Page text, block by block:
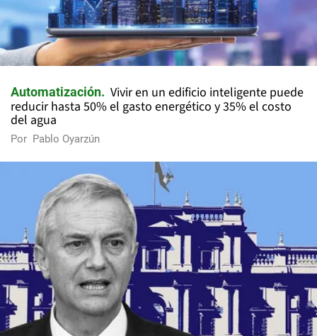
Automatización
Vivir en un edificio inteligente puede
reducir hasta 50% el gasto energético y 35% el costo
del agua
Por Pablo Oyarzún